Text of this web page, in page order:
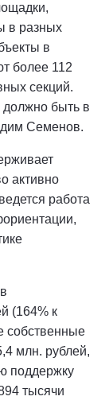
в разных
в
более 112
секций.
должно быть в
Семенов.
активно
работа
(164% к
собственные
млн. рублей,
поддержку
тысячи